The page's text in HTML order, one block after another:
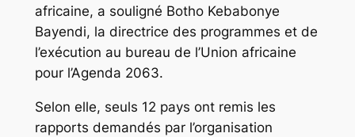
africaine, a souligné Botho Kebabonye
Bayendi, la directrice des programmes et de
l’exécution au bureau de l’Union africaine
pour l’Agenda 2063.
Selon elle, seuls 12 pays ont remis les
rapports demandés par l’organisation